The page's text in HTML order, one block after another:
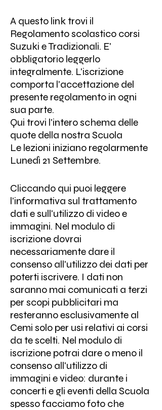
A questo link trovi il
Regolamento scolastico corsi
Suzuki e Tradizionali. E'
obbligatorio leggerlo
integralmente. L'iscrizione
comporta l'accettazione del
presente regolamento in ogni
sua parte.
Qui trovi l'intero schema delle
quote della nostra Scuola
Le lezioni iniziano regolarmente
Lunedì 21 Settembre.
Cliccando qui puoi leggere
l'informativa sul trattamento
dati e sull'utilizzo di video e
immagini. Nel modulo di
iscrizione dovrai
necessariamente dare il
consenso all'utilizzo dei dati per
poterti iscrivere. I dati non
saranno mai comunicati a terzi
per scopi pubblicitari ma
resteranno esclusivamente al
Cemi solo per usi relativi ai corsi
da te scelti. Nel modulo di
iscrizione potrai dare o meno il
consenso all'utilizzo di
immagini e video: durante i
concerti e gli eventi della Scuola
spesso facciamo foto che